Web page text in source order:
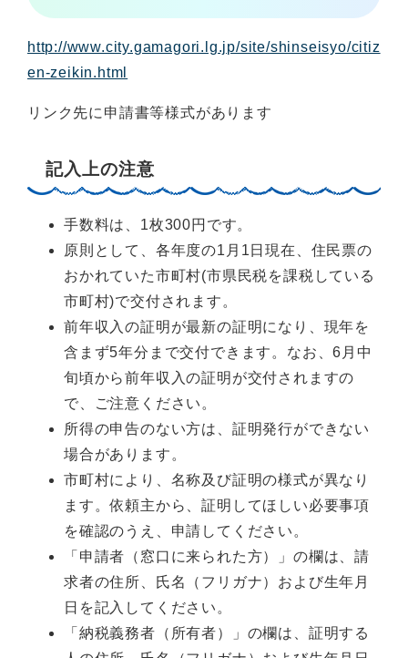
http://www.city.gamagori.lg.jp/site/shinseisyo/citiz
en-zeikin.html
リンク先に申請書等様式があります
記入上の注意
手数料は、1枚300円です。
原則として、各年度の1月1日現在、住民票の
おかれていた市町村(市県民税を課税している
市町村)で交付されます。
前年収入の証明が最新の証明になり、現年を
含まず5年分まで交付できます。なお、6月中
旬頃から前年収入の証明が交付されますの
で、ご注意ください。
所得の申告のない方は、証明発行ができない
場合があります。
市町村により、名称及び証明の様式が異なり
ます。依頼主から、証明してほしい必要事項
を確認のうえ、申請してください。
「申請者（窓口に来られた方）」の欄は、請
求者の住所、氏名（フリガナ）および生年月
日を記入してください。
「納税義務者（所有者）」の欄は、証明する